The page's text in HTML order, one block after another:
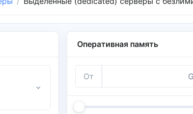
Оперативная память
От